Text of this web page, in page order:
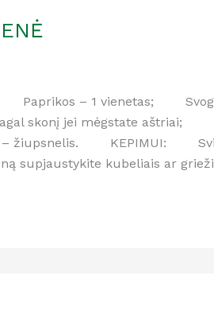
Paprikos – 1 vienetas;
skonį jei mėgstate aštriai;
žiupsnelis. KEPIMUI:
supjaustykite kubeliais ar